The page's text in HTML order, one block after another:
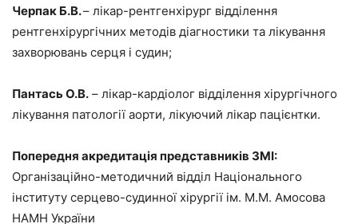
Черпак Б.В.– лікар-рентгенхірург відділення
рентгенхірургічних методів діагностики та лікування
захворювань серця і судин;
Пантась О.В. – лікар-кардіолог відділення хірургічного
лікування патології аорти, лікуючий лікар пацієнтки.
Попередня акредитація представників ЗМІ:
Організаційно-методичний відділ Національного
інституту серцево-судинної хірургії ім. М.М. Амосова
НАМН України